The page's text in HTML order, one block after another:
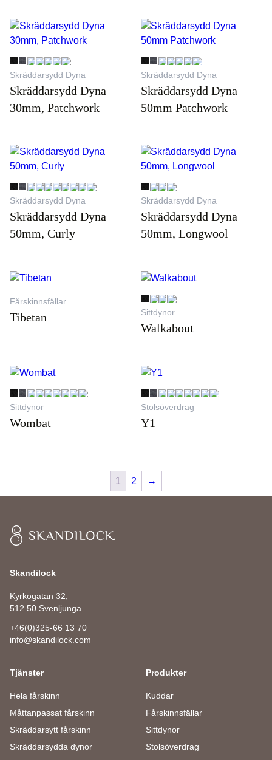
Skräddarsydd Dyna
Skräddarsydd Dyna
30mm, Patchwork
Skräddarsydd Dyna
Skräddarsydd Dyna
50mm Patchwork
Skräddarsydd Dyna
Skräddarsydd Dyna
50mm, Curly
Skräddarsydd Dyna
Skräddarsydd Dyna
50mm, Longwool
Fårskinnsfällar
Tibetan Sittdynor
Walkabout
Sittdynor
Wombat
Stolsöverdrag
Y1
1 2 →
Skandilock
Skandilock
Kyrkogatan 32,
512 50 Svenljunga
+46(0)325-66 13 70
info@skandilock.com
Tjänster
Hela fårskinn
Måttanpassat fårskinn
Skräddarsytt fårskinn
Skräddarsydda dynor
Produkter
Kuddar
Fårskinnsfällar
Sittdynor
Stolsöverdrag